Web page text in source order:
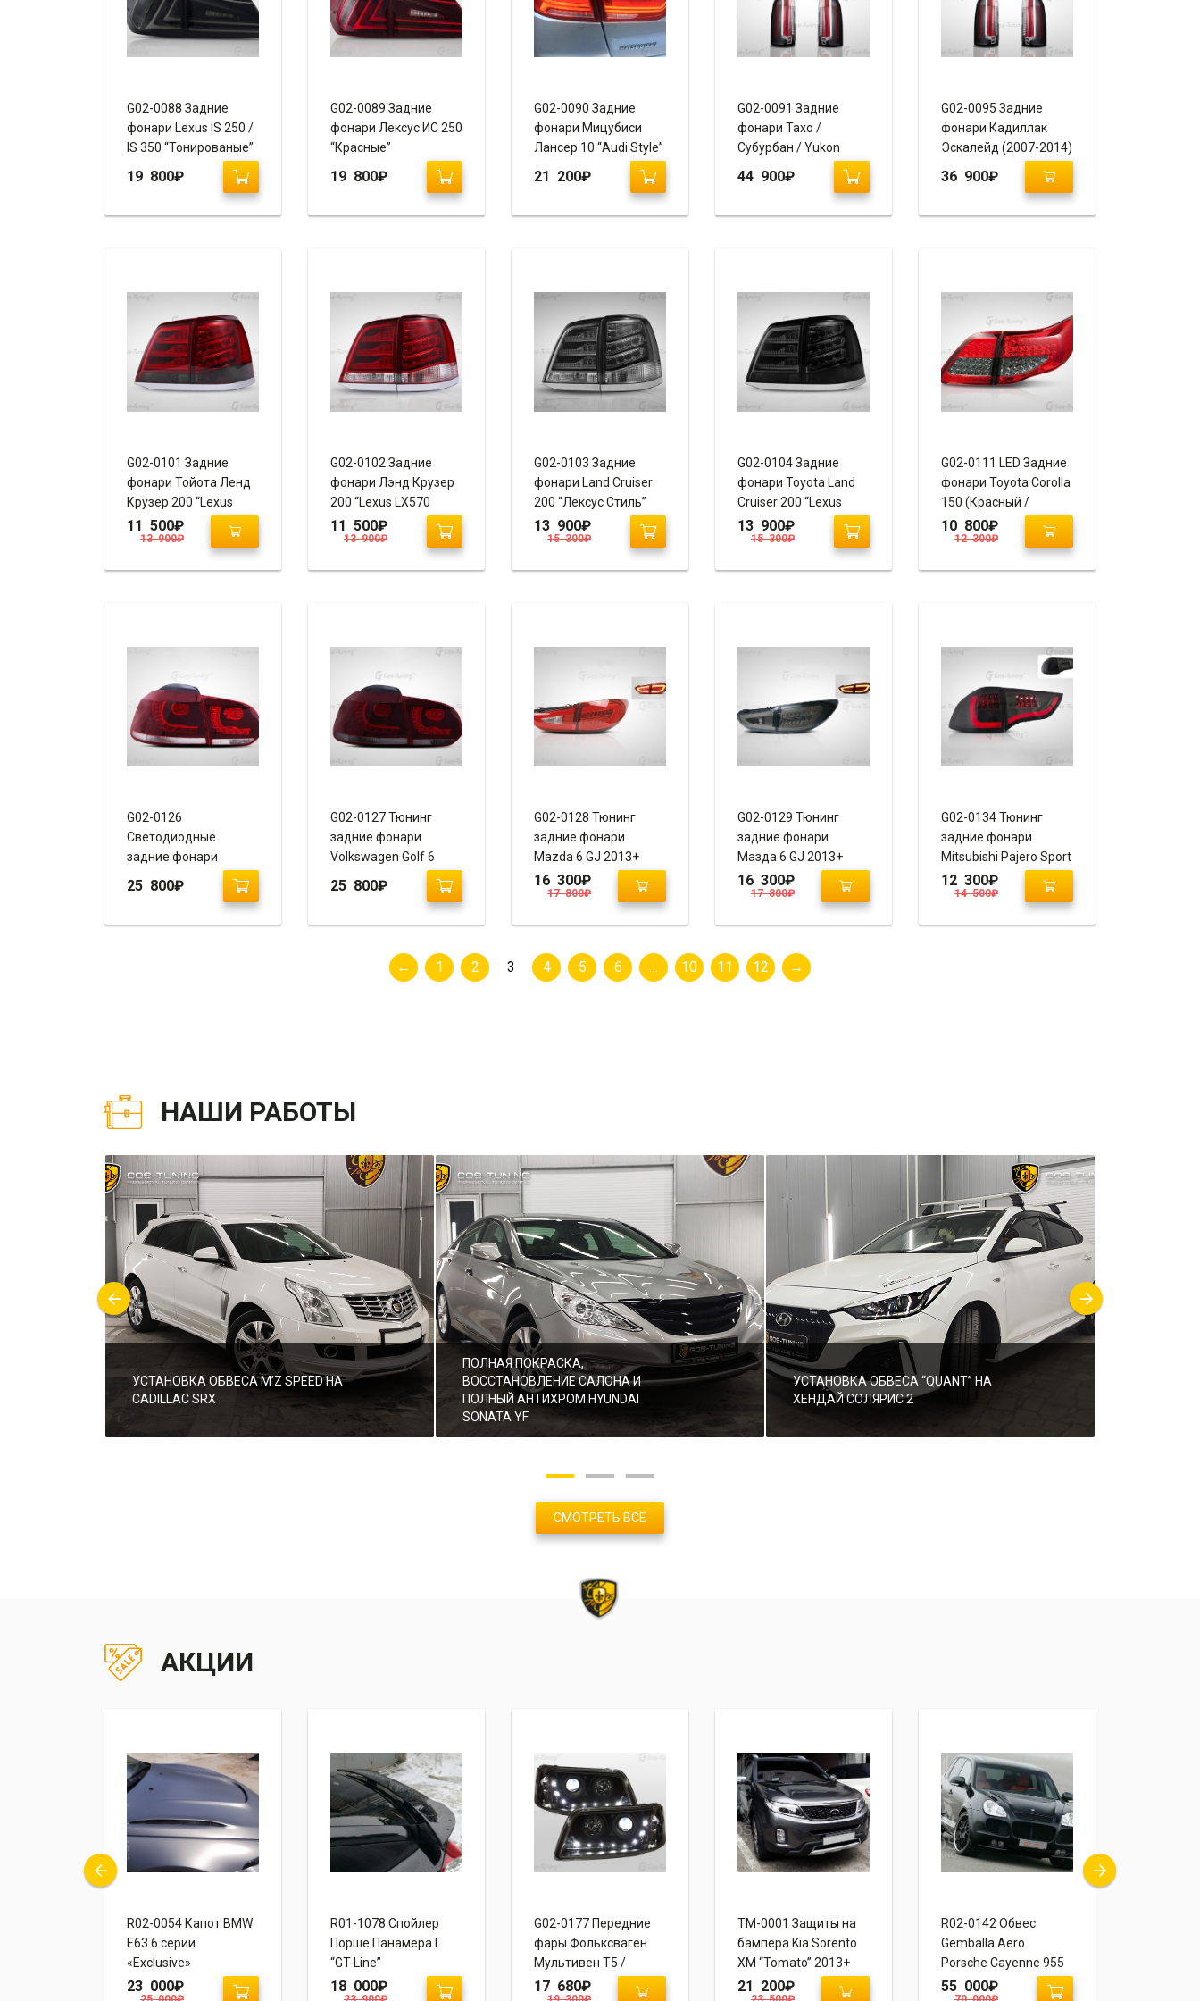
G02-0088 Задние
фонари Lexus IS 250 /
IS 350 “Тонированые”
19 800₽
G02-0089 Задние
фонари Лексус ИС 250
“Красные”
19 800₽
G02-0090 Задние
фонари Мицубиси
Лансер 10 “Audi Style”
21 200₽
G02-0091 Задние
фонари Тахо /
Субурбан / Yukon
(2007-2014) “Escalade
44 900₽
G02-0095 Задние
фонари Кадиллак
Эскалейд (2007-2014)
“Escalade Style 2014+”
36 900₽
G02-0101 Задние
фонари Тойота Ленд
Крузер 200 “Lexus
LX570 Style”
13 900₽
11 500₽
G02-0102 Задние
фонари Лэнд Крузер
200 “Lexus LX570
Style” (RED / Clear)
13 900₽
11 500₽
G02-0103 Задние
фонари Land Cruiser
200 “Лексус Стиль”
(Black / White)
15 300₽
13 900₽
G02-0104 Задние
фонари Toyota Land
Cruiser 200 “Lexus
LX570 Style” (Black)
15 300₽
13 900₽
G02-0111 LED Задние
фонари Toyota Corolla
150 (Красный /
Тонированный)
12 300₽
10 800₽
G02-0126
Светодиодные
задние фонари
Фольксваген Гольф 6
(MK6 / VI) (2008-2012)
25 800₽
G02-0127 Тюнинг
задние фонари
Volkswagen Golf 6
(MK6 / VI) (2009-2014)
“GOLF R Style”
25 800₽
G02-0128 Тюнинг
задние фонари
Mazda 6 GJ 2013+
“Maserati Style”
17 800₽
16 300₽
G02-0129 Тюнинг
задние фонари
Мазда 6 GJ 2013+
“Maserati Style”
17 800₽
16 300₽
G02-0134 Тюнинг
задние фонари
Mitsubishi Pajero Sport
2 “Q7 Style” (Smoke /
Дымчатые)
14 500₽
12 300₽
← 1 2 3 4 5 6 … 10 11 12 →
НАШИ РАБОТЫ
УСТАНОВКА ОБВЕСА M’Z SPEED НА
CADILLAC SRX
ПОЛНАЯ ПОКРАСКА,
ВОССТАНОВЛЕНИЕ САЛОНА И
ПОЛНЫЙ АНТИХРОМ HYUNDAI
SONATA YF
УСТАНОВКА ОБВЕСА “QUANT” НА
ХЕНДАЙ СОЛЯРИС 2
СМОТРЕТЬ ВСЕ
АКЦИИ
R02-0054 Капот BMW
E63 6 серии
«Exclusive»
23 000₽
R01-1078 Спойлер
Порше Панамера I
“GT-Line”
18 000₽
G02-0177 Передние
фары Фольксваген
Мультивен Т5 /
Транспортер Т5
17 680₽
TM-0001 Защиты на
бампера Kia Sorento
XM “Tomato” 2013+
21 200₽
R02-0142 Обвес
Gemballa Aero
Porsche Cayenne 955
55 000₽